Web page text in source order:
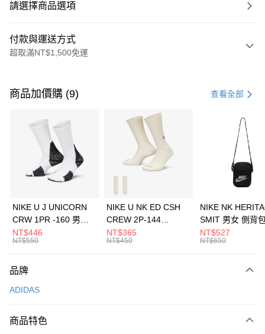
請選擇商品選項
付款與運送方式
超取滿NT$1,500免運
信用卡一次付款
3 期 0 利率 每期 21家銀行
合作金庫商業銀行
第一商業銀行
華南商業銀行
彰化商業銀行
上海商業儲蓄銀行
元大商業銀行
台灣樂天信用卡公司
Apple Pay
全盈+PAY
AFTEE先享後付
【關於「AFTEE先享後付」】
便利好安心！
３．安心：先確認商品／服務後，再付款。
運送方式
每筆NT$100，滿NT$1,500(含以上)免運費
商品加價購 (9) 查看全部
NIKE U J UNICORN
CRW 1PR -160 男女
中統襪 FZ3393100
NT$446
NT$550
NIKE U NK ED CSH
CREW 2P-144
EMBRDY 男女 短統襪
FZ3073133
NT$365
NT$450
NIKE NK
SMIT 男女 側背
BA5871010
NT$527
NT$650
品牌
ADIDAS
商品特色